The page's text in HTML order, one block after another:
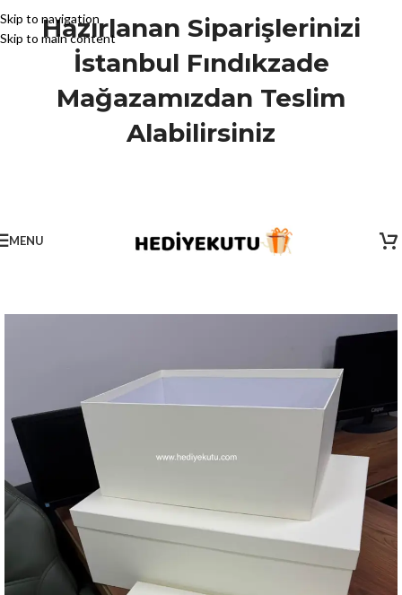
Skip to navigation
Skip to main content
Hazırlanan Siparişlerinizi
İstanbul Fındıkzade
Mağazamızdan Teslim
Alabilirsiniz
MENU